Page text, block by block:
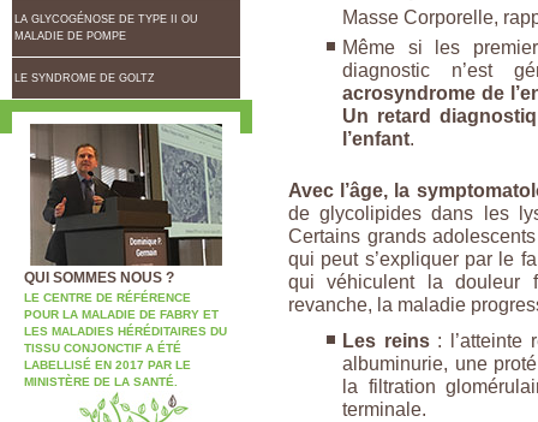
LA GLYCOGÉNOSE DE TYPE II OU
MALADIE DE POMPE
LE SYNDROME DE GOLTZ
QUI SOMMES NOUS ?
LE CENTRE DE RÉFÉRENCE
POUR LA MALADIE DE FABRY ET
LES MALADIES HÉRÉDITAIRES DU
TISSU CONJONCTIF A ÉTÉ
LABELLISÉ EN 2017 PAR LE
MINISTÈRE DE LA SANTÉ.
Masse Corporelle,
Même si les
diagnostic n’est
acrosyndrome de
Un retard
l’enfant.
Avec l’âge, la
de glycolipides dans les
Certains grands
qui peut s’expliquer par le
qui véhiculent la douleur
revanche, la maladie
Les reins: l’atteinte
albuminurie, une
la filtration
terminale.